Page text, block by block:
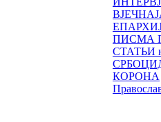
ПИСМА
СТАТЬИ
КОРОНА